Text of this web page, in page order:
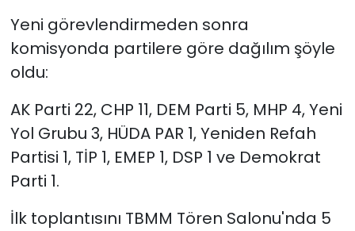
Yeni görevlendirmeden sonra
komisyonda partilere göre dağılım şöyle
oldu:
AK Parti 22, CHP 11, DEM Parti 5, MHP 4, Yeni
Yol Grubu 3, HÜDA PAR 1, Yeniden Refah
Partisi 1, TİP 1, EMEP 1, DSP 1 ve Demokrat
Parti 1.
İlk toplantısını TBMM Tören Salonu'nda 5